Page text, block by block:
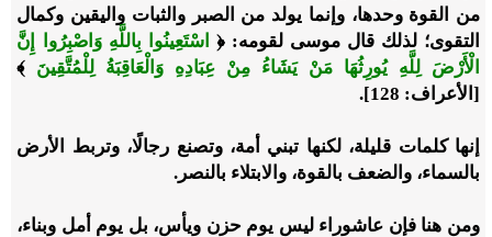
من القوة وحدها، وإنما يولد من الصبر والثبات واليقين وكمال
التقوى؛ لذلك قال موسى لقومه: ﴿ اسْتَعِينُوا بِاللَّهِ وَاصْبِرُوا إِنَّ
الْأَرْضَ لِلَّهِ يُورِثُهَا مَنْ يَشَاءُ مِنْ عِبَادِهِ وَالْعَاقِبَةُ لِلْمُتَّقِينَ ﴾
[الأعراف: 128].
إنها كلمات قليلة، لكنها تبني أمة، وتصنع رجالًا، وتربط الأرض
بالسماء، والضعف بالقوة، والابتلاء بالنصر.
ومن هنا فإن عاشوراء ليس يوم حزن ويأس، بل يوم أمل وبناء،